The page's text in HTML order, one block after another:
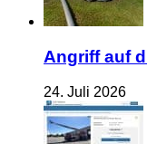
Angriff auf
24. Juli 2026